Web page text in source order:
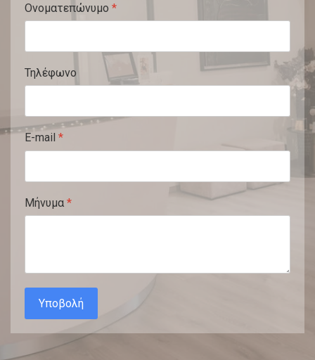
Ονοματεπώνυμο *
Τηλέφωνο
E-mail *
Μήνυμα *
Υποβολή